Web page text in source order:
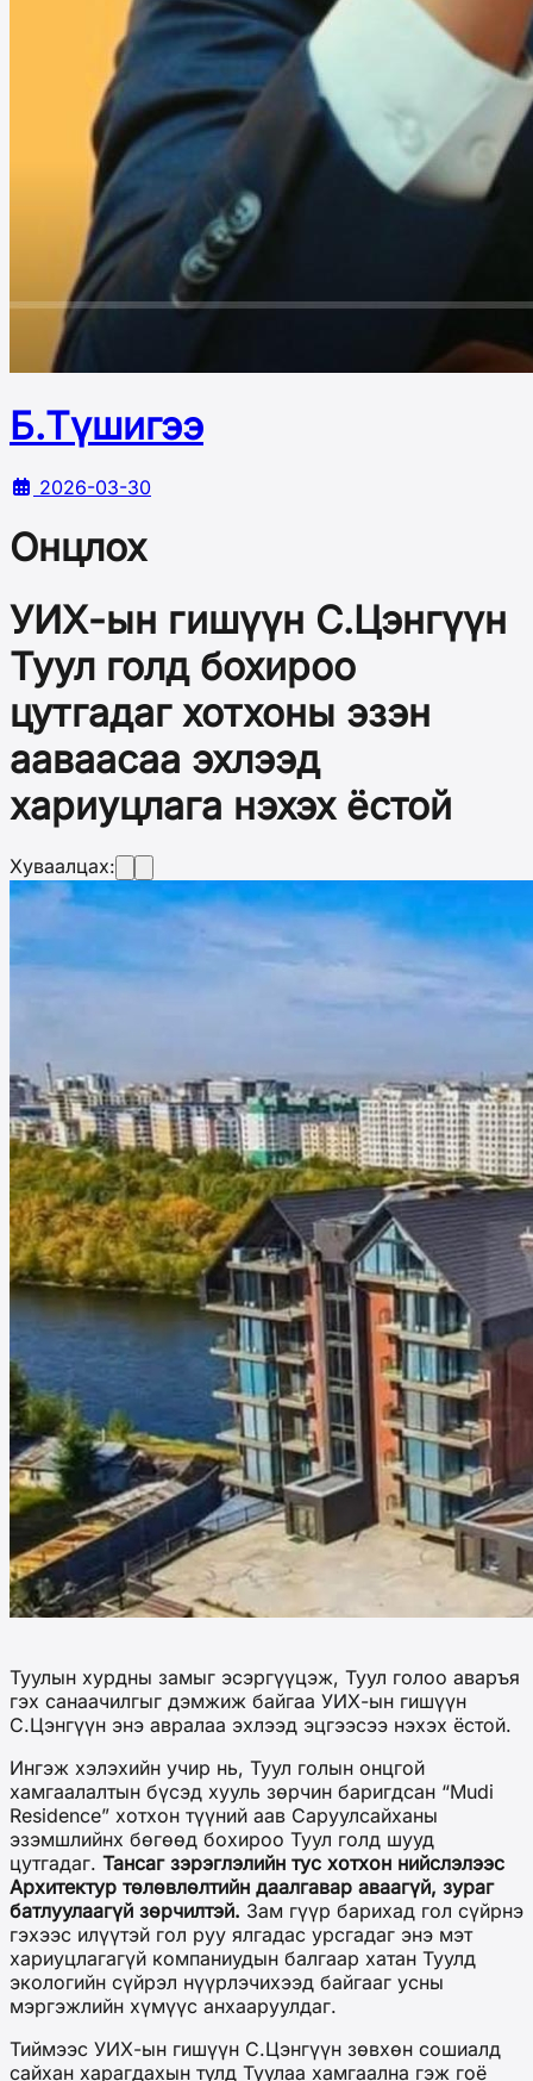
Б.Түшигээ
2026-03-30
Онцлох
УИХ-ын гишүүн С.Цэнгүүн
Туул голд бохироо
цутгадаг хотхоны эзэн
ааваасаа эхлээд
хариуцлага нэхэх ёстой
Хуваалцах:
Туулын хурдны замыг эсэргүүцэж, Туул голоо аваръя
гэх санаачилгыг дэмжиж байгаа УИХ-ын гишүүн
С.Цэнгүүн энэ авралаа эхлээд эцгээсээ нэхэх ёстой.
Ингэж хэлэхийн учир нь, Туул голын онцгой
хамгаалалтын бүсэд хууль зөрчин баригдсан “Mudi
Residence” хотхон түүний аав Саруулсайханы
эзэмшлийнх бөгөөд бохироо Туул голд шууд
цутгадаг. Тансаг зэрэглэлийн тус хотхон нийслэлээс
Архитектур төлөвлөлтийн даалгавар аваагүй, зураг
батлуулаагүй зөрчилтэй. Зам гүүр барихад гол сүйрнэ
гэхээс илүүтэй гол руу ялгадас урсгадаг энэ мэт
хариуцлагагүй компаниудын балгаар хатан Туулд
экологийн сүйрэл нүүрлэчихээд байгааг усны
мэргэжлийн хүмүүс анхааруулдаг.
Тиймээс УИХ-ын гишүүн С.Цэнгүүн зөвхөн сошиалд
сайхан харагдахын тулд Туулаа хамгаална гэж гоё